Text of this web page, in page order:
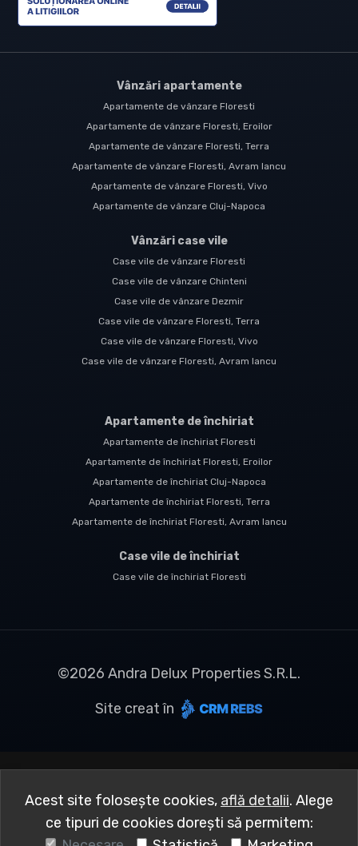
Vânzări apartamente
Apartamente de vânzare Floresti
Apartamente de vânzare Floresti, Eroilor
Apartamente de vânzare Floresti, Terra
Apartamente de vânzare Floresti, Avram Iancu
Apartamente de vânzare Floresti, Vivo
Apartamente de vânzare Cluj-Napoca
Vânzări case vile
Case vile de vânzare Floresti
Case vile de vânzare Chinteni
Case vile de vânzare Dezmir
Case vile de vânzare Floresti, Terra
Case vile de vânzare Floresti, Vivo
Case vile de vânzare Floresti, Avram Iancu
Apartamente de închiriat
Apartamente de închiriat Floresti
Apartamente de închiriat Floresti, Eroilor
Apartamente de închiriat Cluj-Napoca
Apartamente de închiriat Floresti, Terra
Apartamente de închiriat Floresti, Avram Iancu
Case vile de închiriat
Case vile de închiriat Floresti
©2026 Andra Delux Properties S.R.L.
Site creat în
Acest site folosește cookies, află detalii. Alege
ce tipuri de cookies dorești să permitem: